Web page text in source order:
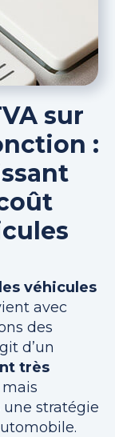
sur
:
véhicules
avec
des
d’un
très
stratégie